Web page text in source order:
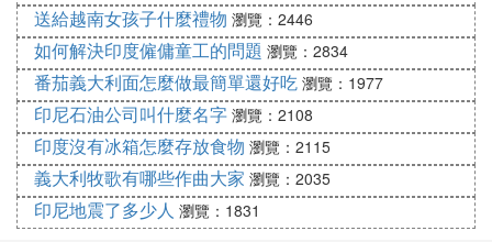
送給越南女孩子什麼禮物 瀏覽：2446
如何解決印度僱傭童工的問題 瀏覽：2834
番茄義大利面怎麼做最簡單還好吃 瀏覽：1977
印尼石油公司叫什麼名字 瀏覽：2108
印度沒有冰箱怎麼存放食物 瀏覽：2115
義大利牧歌有哪些作曲大家 瀏覽：2035
印尼地震了多少人 瀏覽：1831